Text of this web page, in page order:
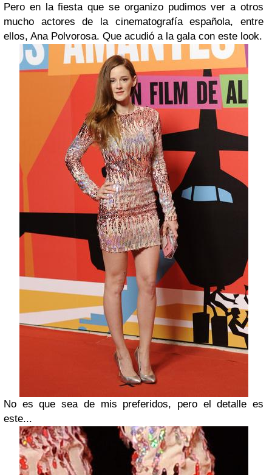
Pero en la fiesta que se organizo pudimos ver a otros
mucho actores de la cinematografía española, entre
ellos, Ana Polvorosa. Que acudió a la gala con este look.
No es que sea de mis preferidos, pero el detalle es
este...